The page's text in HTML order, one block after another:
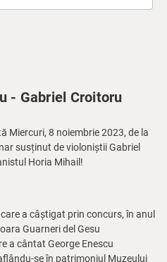
- Gabriel Croitoru
Miercuri, 8 noiembrie 2023, de la
susținut de violoniștii Gabriel
Horia Mihail!
a câștigat prin concurs, în anul
Guarneri del Gesu
a cântat George Enescu
se în patrimoniul Muzeului